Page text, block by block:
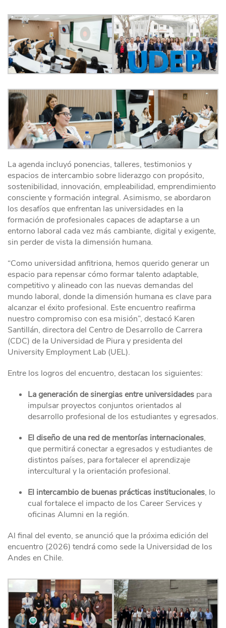
La agenda incluyó ponencias, talleres, testimonios y
espacios de intercambio sobre liderazgo con propósito,
sostenibilidad, innovación, empleabilidad, emprendimiento
consciente y formación integral. Asimismo, se abordaron
los desafíos que enfrentan las universidades en la
formación de profesionales capaces de adaptarse a un
entorno laboral cada vez más cambiante, digital y exigente,
sin perder de vista la dimensión humana.
“Como universidad anfitriona, hemos querido generar un
espacio para repensar cómo formar talento adaptable,
competitivo y alineado con las nuevas demandas del
mundo laboral, donde la dimensión humana es clave para
alcanzar el éxito profesional. Este encuentro reafirma
nuestro compromiso con esa misión”, destacó Karen
Santillán, directora del Centro de Desarrollo de Carrera
(CDC) de la Universidad de Piura y presidenta del
University Employment Lab (UEL).
Entre los logros del encuentro, destacan los siguientes:
La generación de sinergias entre universidades para
impulsar proyectos conjuntos orientados al
desarrollo profesional de los estudiantes y egresados.
El diseño de una red de mentorías internacionales,
que permitirá conectar a egresados y estudiantes de
distintos países, para fortalecer el aprendizaje
intercultural y la orientación profesional.
El intercambio de buenas prácticas institucionales, lo
cual fortalece el impacto de los Career Services y
oficinas Alumni en la región.
Al final del evento, se anunció que la próxima edición del
encuentro (2026) tendrá como sede la Universidad de los
Andes en Chile.